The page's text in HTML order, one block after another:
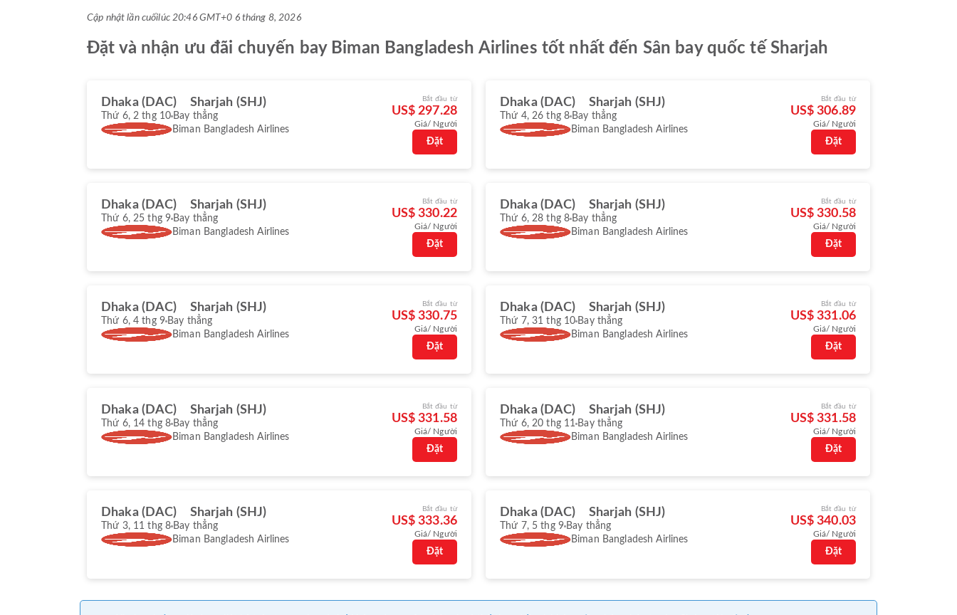
Cập nhật lần cuốilúc 20:46 GMT+0 6 tháng 8, 2026
Đặt và nhận ưu đãi chuyến bay Biman Bangladesh Airlines tốt nhất đến Sân bay quốc tế Sharjah
Dhaka (DAC) Sharjah (SHJ)
Thứ 6, 2 thg 10 Bay thẳng
Biman Bangladesh Airlines
Bắt đầu từ
US$ 297.28
Giá/ Người
Đặt
Dhaka (DAC) Sharjah (SHJ)
Thứ 4, 26 thg 8 Bay thẳng
Biman Bangladesh Airlines
Bắt đầu từ
US$ 306.89
Giá/ Người
Đặt
Dhaka (DAC) Sharjah (SHJ)
Thứ 6, 25 thg 9 Bay thẳng
Biman Bangladesh Airlines
Bắt đầu từ
US$ 330.22
Giá/ Người
Đặt
Dhaka (DAC) Sharjah (SHJ)
Thứ 6, 28 thg 8 Bay thẳng
Biman Bangladesh Airlines
Bắt đầu từ
US$ 330.58
Giá/ Người
Đặt
Dhaka (DAC) Sharjah (SHJ)
Thứ 6, 4 thg 9 Bay thẳng
Biman Bangladesh Airlines
Bắt đầu từ
US$ 330.75
Giá/ Người
Đặt
Dhaka (DAC) Sharjah (SHJ)
Thứ 7, 31 thg 10 Bay thẳng
Biman Bangladesh Airlines
Bắt đầu từ
US$ 331.06
Giá/ Người
Đặt
Dhaka (DAC) Sharjah (SHJ)
Thứ 6, 14 thg 8 Bay thẳng
Biman Bangladesh Airlines
Bắt đầu từ
US$ 331.58
Giá/ Người
Đặt
Dhaka (DAC) Sharjah (SHJ)
Thứ 6, 20 thg 11 Bay thẳng
Biman Bangladesh Airlines
Bắt đầu từ
US$ 331.58
Giá/ Người
Đặt
Dhaka (DAC) Sharjah (SHJ)
Thứ 3, 11 thg 8 Bay thẳng
Biman Bangladesh Airlines
Bắt đầu từ
US$ 333.36
Giá/ Người
Đặt
Dhaka (DAC) Sharjah (SHJ)
Thứ 7, 5 thg 9 Bay thẳng
Biman Bangladesh Airlines
Bắt đầu từ
US$ 340.03
Giá/ Người
Đặt